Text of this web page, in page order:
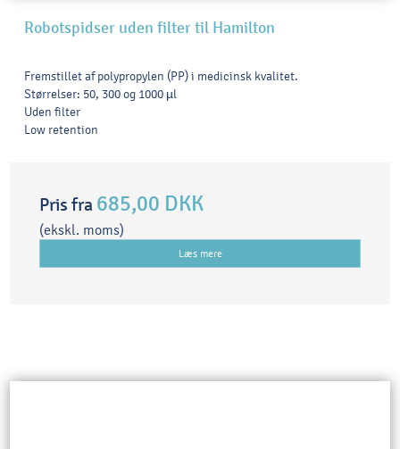
Robotspidser uden filter til Hamilton
Fremstillet af polypropylen (PP) i medicinsk kvalitet.
Størrelser: 50, 300 og 1000 µl
Uden filter
Low retention
Pris fra 685,00 DKK
(ekskl. moms)
Læs mere